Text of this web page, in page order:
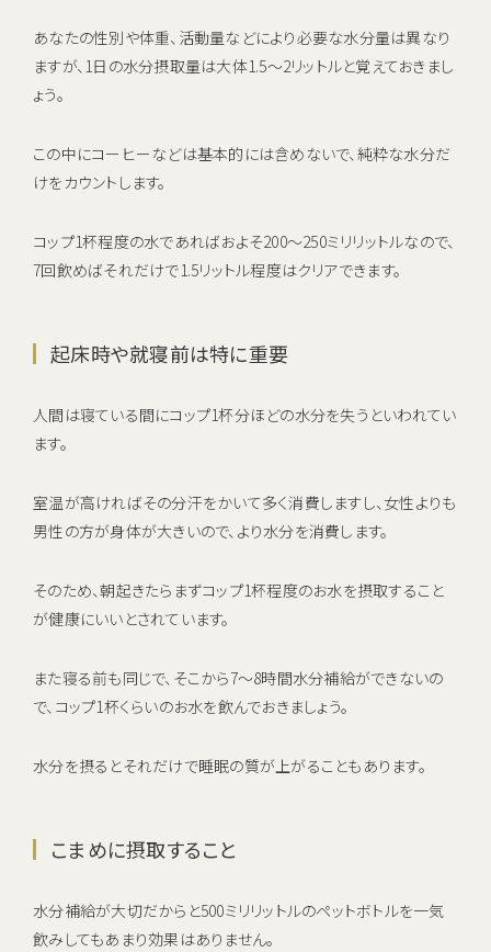
あなたの性別や体重、活動量などにより必要な水分量は異なり
ますが、1日の水分摂取量は大体1.5〜2リットルと覚えておきまし
ょう。
この中にコーヒーなどは基本的には含めないで、純粋な水分だ
けをカウントします。
コップ1杯程度の水であればおよそ200〜250ミリリットルなので、
7回飲めばそれだけで1.5リットル程度はクリアできます。
起床時や就寝前は特に重要
人間は寝ている間にコップ1杯分ほどの水分を失うといわれてい
ます。
室温が高ければその分汗をかいて多く消費しますし、女性よりも
男性の方が身体が大きいので、より水分を消費します。
そのため、朝起きたらまずコップ1杯程度のお水を摂取すること
が健康にいいとされています。
また寝る前も同じで、そこから7〜8時間水分補給ができないの
で、コップ1杯くらいのお水を飲んでおきましょう。
水分を摂るとそれだけで睡眠の質が上がることもあります。
こまめに摂取すること
水分補給が大切だからと500ミリリットルのペットボトルを一気
飲みしてもあまり効果はありません。